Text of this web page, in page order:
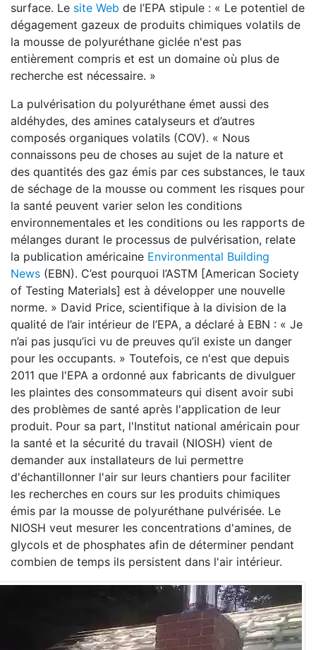
surface. Le site Web de l’EPA stipule : « Le potentiel de
dégagement gazeux de produits chimiques volatils de
la mousse de polyuréthane giclée n'est pas
entièrement compris et est un domaine où plus de
recherche est nécessaire. »
La pulvérisation du polyuréthane émet aussi des
aldéhydes, des amines catalyseurs et d’autres
composés organiques volatils (COV). « Nous
connaissons peu de choses au sujet de la nature et
des quantités des gaz émis par ces substances, le taux
de séchage de la mousse ou comment les risques pour
la santé peuvent varier selon les conditions
environnementales et les conditions ou les rapports de
mélanges durant le processus de pulvérisation, relate
la publication américaine Environmental Building
News (EBN). C’est pourquoi l’ASTM [American Society
of Testing Materials] est à développer une nouvelle
norme. » David Price, scientifique à la division de la
qualité de l’air intérieur de l’EPA, a déclaré à EBN : « Je
n’ai pas jusqu’ici vu de preuves qu’il existe un danger
pour les occupants. » Toutefois, ce n'est que depuis
2011 que l'EPA a ordonné aux fabricants de divulguer
les plaintes des consommateurs qui disent avoir subi
des problèmes de santé après l'application de leur
produit. Pour sa part, l'Institut national américain pour
la santé et la sécurité du travail (NIOSH) vient de
demander aux installateurs de lui permettre
d'échantillonner l'air sur leurs chantiers pour faciliter
les recherches en cours sur les produits chimiques
émis par la mousse de polyuréthane pulvérisée. Le
NIOSH veut mesurer les concentrations d'amines, de
glycols et de phosphates afin de déterminer pendant
combien de temps ils persistent dans l'air intérieur.